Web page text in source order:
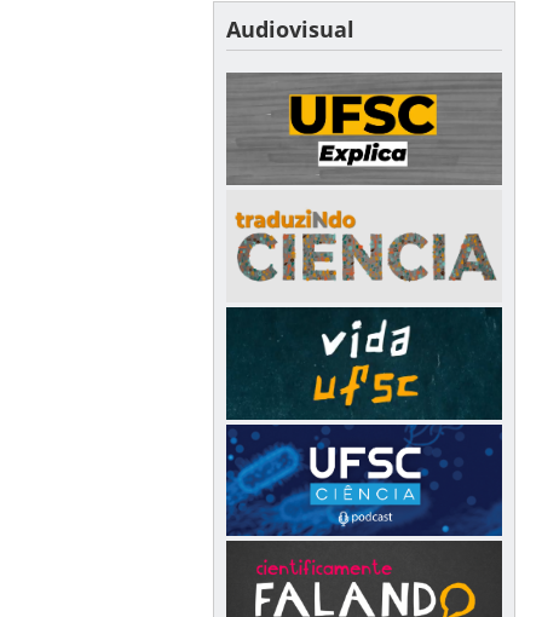
Audiovisual